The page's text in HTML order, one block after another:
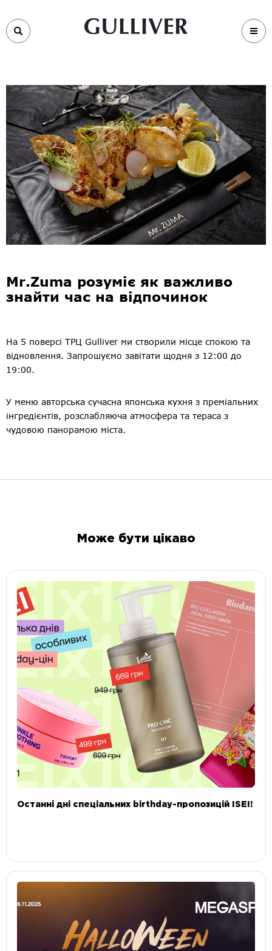
Mr.Zuma розуміє як важливо
знайти час на відпочинок
На 5 поверсі ТРЦ Gulliver ми створили місце спокою та
відновлення. Запрошуємо завітати щодня з 12:00 до
19:00.
У меню авторська сучасна японська кухня з преміальних
інгредієнтів, розслабляюча атмосфера та тераса з
чудовою панорамою міста.
Може бути цікаво
Останні дні спеціальних birthday-пропозицій ISEI!